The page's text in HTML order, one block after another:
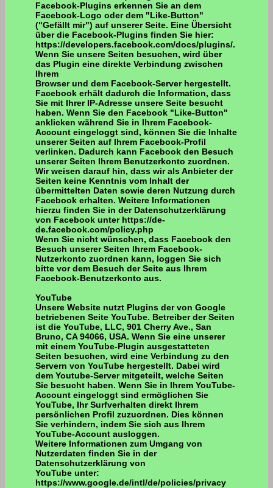
Facebook-Plugins erkennen Sie an dem
Facebook-Logo oder dem "Like-Button"
("Gefällt mir") auf unserer Seite. Eine Übersicht
über die Facebook-Plugins finden Sie hier:
https://developers.facebook.com/docs/plugins/.
Wenn Sie unsere Seiten besuchen, wird über
das Plugin eine direkte Verbindung zwischen
Ihrem
Browser und dem Facebook-Server hergestellt.
Facebook erhält dadurch die Information, dass
Sie mit Ihrer IP-Adresse unsere Seite besucht
haben. Wenn Sie den Facebook "Like-Button"
anklicken während Sie in Ihrem Facebook-
Account eingeloggt sind, können Sie die Inhalte
unserer Seiten auf Ihrem Facebook-Profil
verlinken. Dadurch kann Facebook den Besuch
unserer Seiten Ihrem Benutzerkonto zuordnen.
Wir weisen darauf hin, dass wir als Anbieter der
Seiten keine Kenntnis vom Inhalt der
übermittelten Daten sowie deren Nutzung durch
Facebook erhalten. Weitere Informationen
hierzu finden Sie in der Datenschutzerklärung
von Facebook unter https://de-
de.facebook.com/policy.php
Wenn Sie nicht wünschen, dass Facebook den
Besuch unserer Seiten Ihrem Facebook-
Nutzerkonto zuordnen kann, loggen Sie sich
bitte vor dem Besuch der Seite aus Ihrem
Facebook-Benutzerkonto aus.
YouTube
Unsere Website nutzt Plugins der von Google
betriebenen Seite YouTube. Betreiber der Seiten
ist die YouTube, LLC, 901 Cherry Ave., San
Bruno, CA 94066, USA. Wenn Sie eine unserer
mit einem YouTube-Plugin ausgestatteten
Seiten besuchen, wird eine Verbindung zu den
Servern von YouTube hergestellt. Dabei wird
dem Youtube-Server mitgeteilt, welche Seiten
Sie besucht haben. Wenn Sie in Ihrem YouTube-
Account eingeloggt sind ermöglichen Sie
YouTube, Ihr Surfverhalten direkt Ihrem
persönlichen Profil zuzuordnen. Dies können
Sie verhindern, indem Sie sich aus Ihrem
YouTube-Account ausloggen.
Weitere Informationen zum Umgang von
Nutzerdaten finden Sie in der
Datenschutzerklärung von
YouTube unter:
https://www.google.de/intl/de/policies/privacy